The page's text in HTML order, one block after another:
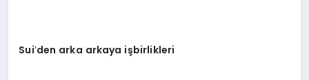
Sui’den arka arkaya işbirlikleri